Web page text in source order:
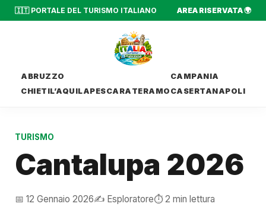
🇮🇹 PORTALE DEL TURISMO ITALIANO AREA RISERVATA 🌍
ABRUZZO
CHIETIL’AQUILAPESCARA TERAMO
CAMPANIA
CASERTANAPOLI
TURISMO
Cantalupa 2026
📅 12 Gennaio 2026✍️ Esploratore⏱️ 2 min lettura